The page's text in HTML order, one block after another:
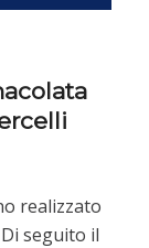
realizzato
seguito il